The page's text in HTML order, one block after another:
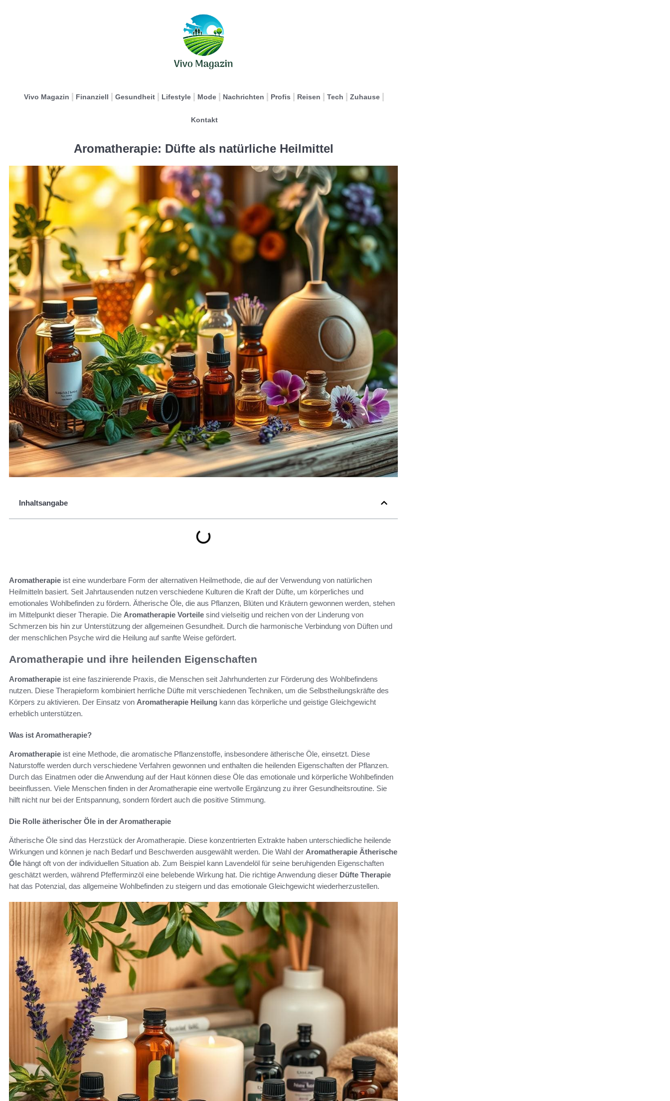
Vivo Magazin Finanziell Gesundheit Lifestyle Mode Nachrichten Profis Reisen Tech Zuhause
Kontakt
Aromatherapie: Düfte als natürliche Heilmittel
Inhaltsangabe
Aromatherapie ist eine wunderbare Form der alternativen Heilmethode, die auf der Verwendung von natürlichen
Heilmitteln basiert. Seit Jahrtausenden nutzen verschiedene Kulturen die Kraft der Düfte, um körperliches und
emotionales Wohlbefinden zu fördern. Ätherische Öle, die aus Pflanzen, Blüten und Kräutern gewonnen werden, stehen
im Mittelpunkt dieser Therapie. Die Aromatherapie Vorteile sind vielseitig und reichen von der Linderung von
Schmerzen bis hin zur Unterstützung der allgemeinen Gesundheit. Durch die harmonische Verbindung von Düften und
der menschlichen Psyche wird die Heilung auf sanfte Weise gefördert.
Aromatherapie und ihre heilenden Eigenschaften
Aromatherapie ist eine faszinierende Praxis, die Menschen seit Jahrhunderten zur Förderung des Wohlbefindens
nutzen. Diese Therapieform kombiniert herrliche Düfte mit verschiedenen Techniken, um die Selbstheilungskräfte des
Körpers zu aktivieren. Der Einsatz von Aromatherapie Heilung kann das körperliche und geistige Gleichgewicht
erheblich unterstützen.
Was ist Aromatherapie?
Aromatherapie ist eine Methode, die aromatische Pflanzenstoffe, insbesondere ätherische Öle, einsetzt. Diese
Naturstoffe werden durch verschiedene Verfahren gewonnen und enthalten die heilenden Eigenschaften der Pflanzen.
Durch das Einatmen oder die Anwendung auf der Haut können diese Öle das emotionale und körperliche Wohlbefinden
beeinflussen. Viele Menschen finden in der Aromatherapie eine wertvolle Ergänzung zu ihrer Gesundheitsroutine. Sie
hilft nicht nur bei der Entspannung, sondern fördert auch die positive Stimmung.
Die Rolle ätherischer Öle in der Aromatherapie
Ätherische Öle sind das Herzstück der Aromatherapie. Diese konzentrierten Extrakte haben unterschiedliche heilende
Wirkungen und können je nach Bedarf und Beschwerden ausgewählt werden. Die Wahl der Aromatherapie Ätherische
Öle hängt oft von der individuellen Situation ab. Zum Beispiel kann Lavendelöl für seine beruhigenden Eigenschaften
geschätzt werden, während Pfefferminzöl eine belebende Wirkung hat. Die richtige Anwendung dieser Düfte Therapie
hat das Potenzial, das allgemeine Wohlbefinden zu steigern und das emotionale Gleichgewicht wiederherzustellen.